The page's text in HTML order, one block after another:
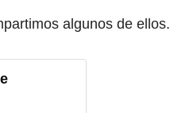
algunos de ellos.